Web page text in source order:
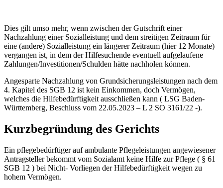
Dies gilt umso mehr, wenn zwischen der Gutschrift einer
Nachzahlung einer Sozialleistung und dem streitigen Zeitraum für
eine (andere) Sozialleistung ein längerer Zeitraum (hier 12 Monate)
vergangen ist, in dem der Hilfesuchende eventuell aufgelaufene
Zahlungen/Investitionen/Schulden hätte nachholen können.
Angesparte Nachzahlung von Grundsicherungsleistungen nach dem
4. Kapitel des SGB 12 ist kein Einkommen, doch Vermögen,
welches die Hilfebedürftigkeit ausschließen kann ( LSG Baden-
Württemberg, Beschluss vom 22.05.2023 – L 2 SO 3161/22 -).
Kurzbegründung des Gerichts
Ein pflegebedürftiger auf ambulante Pflegeleistungen angewiesener
Antragsteller bekommt vom Sozialamt keine Hilfe zur Pflege ( § 61
SGB 12 ) bei Nicht- Vorliegen der Hilfebedürftigkeit wegen zu
hohem Vermögen.